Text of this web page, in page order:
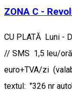
ZONA C -
CU PLATĂ Luni -
// SMS 1,5 leu/
euro+TVA/zi
textul: "326 nr